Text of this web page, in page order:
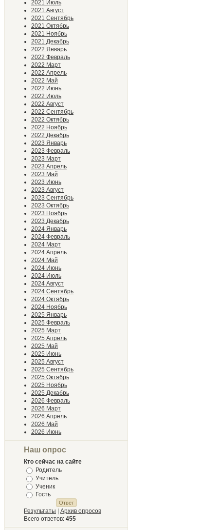
2021 Июль
2021 Август
2021 Сентябрь
2021 Октябрь
2021 Ноябрь
2021 Декабрь
2022 Январь
2022 Февраль
2022 Март
2022 Апрель
2022 Май
2022 Июнь
2022 Июль
2022 Август
2022 Сентябрь
2022 Октябрь
2022 Ноябрь
2022 Декабрь
2023 Январь
2023 Февраль
2023 Март
2023 Апрель
2023 Май
2023 Июнь
2023 Август
2023 Сентябрь
2023 Октябрь
2023 Ноябрь
2023 Декабрь
2024 Январь
2024 Февраль
2024 Март
2024 Апрель
2024 Май
2024 Июнь
2024 Июль
2024 Август
2024 Сентябрь
2024 Октябрь
2024 Ноябрь
2025 Январь
2025 Февраль
2025 Март
2025 Апрель
2025 Май
2025 Июнь
2025 Август
2025 Сентябрь
2025 Октябрь
2025 Ноябрь
2025 Декабрь
2026 Февраль
2026 Март
2026 Апрель
2026 Май
2026 Июнь
Наш опрос
Кто сейчас на сайте
Родитель
Учитель
Ученик
Гость
Результаты
Архив опросов
Всего ответов: 455